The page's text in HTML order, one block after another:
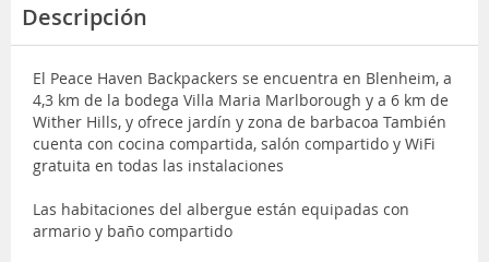
Descripción
El Peace Haven Backpackers se encuentra en Blenheim, a
4,3 km de la bodega Villa Maria Marlborough y a 6 km de
Wither Hills, y ofrece jardín y zona de barbacoa También
cuenta con cocina compartida, salón compartido y WiFi
gratuita en todas las instalaciones
Las habitaciones del albergue están equipadas con
armario y baño compartido